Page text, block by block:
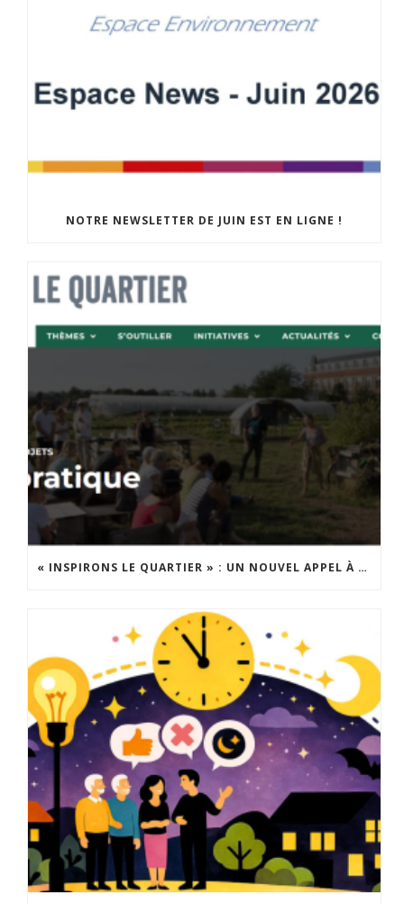
NOTRE NEWSLETTER DE JUIN EST EN LIGNE !
« INSPIRONS LE QUARTIER » : UN NOUVEL APPEL À PROJETS EST LANCÉ !